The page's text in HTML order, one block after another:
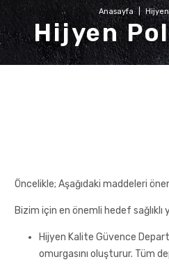
Anasayfa |
Hijyen
Öncelikle; Aşağıdaki maddeleri
Bizim için en önemli hedef
Hijyen Kalite Güvence
omurgasını oluşturur. Tüm